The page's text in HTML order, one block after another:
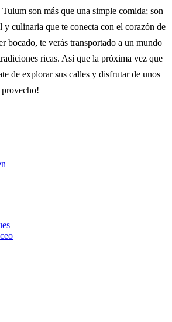
son más que una simple comida; son
y culinaria que te conecta con el corazón de
bocado, te verás transportado a un mundo
ricas. Así que la próxima vez que
de explorar sus calles y disfrutar de unos
provecho!